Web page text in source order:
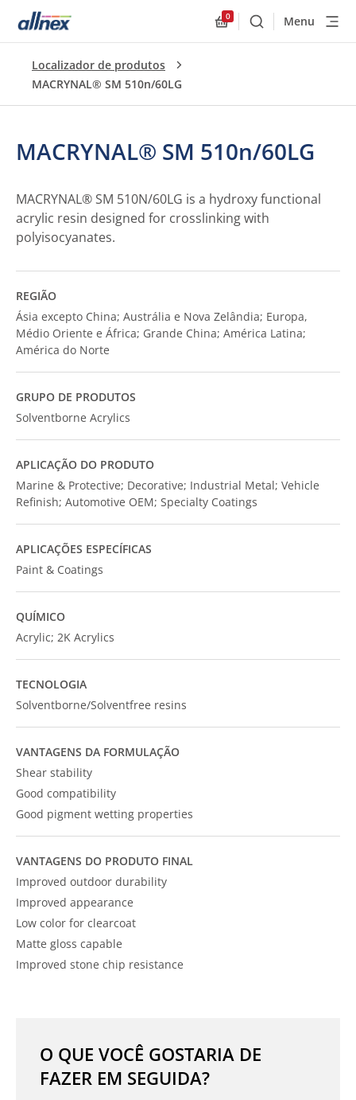
0
BuscarMenu
Localizador de produtos
MACRYNAL® SM 510n/60LG
MACRYNAL® SM 510n/60LG
MACRYNAL® SM 510N/60LG is a hydroxy functional
acrylic resin designed for crosslinking with
polyisocyanates.
REGIÃO
Ásia excepto China; Austrália e Nova Zelândia; Europa,
Médio Oriente e África; Grande China; América Latina;
América do Norte
GRUPO DE PRODUTOS
Solventborne Acrylics
APLICAÇÃO DO PRODUTO
Marine & Protective; Decorative; Industrial Metal; Vehicle
Refinish; Automotive OEM; Specialty Coatings
APLICAÇÕES ESPECÍFICAS
Paint & Coatings
QUÍMICO
Acrylic; 2K Acrylics
TECNOLOGIA
Solventborne/Solventfree resins
VANTAGENS DA FORMULAÇÃO
Shear stability
Good compatibility
Good pigment wetting properties
VANTAGENS DO PRODUTO FINAL
Improved outdoor durability
Improved appearance
Low color for clearcoat
Matte gloss capable
Improved stone chip resistance
O QUE VOCÊ GOSTARIA DE
FAZER EM SEGUIDA?